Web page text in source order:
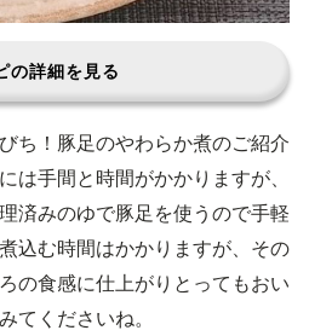
の詳細を見る
ち！豚足のやわらか煮のご紹介
は手間と時間がかかりますが、
済みのゆで豚足を使うので手軽
込む時間はかかりますが、その
の食感に仕上がりとってもおい
てくださいね。